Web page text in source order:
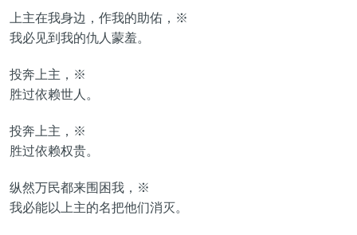
上主在我身边，作我的助佑，※
我必见到我的仇人蒙羞。
投奔上主，※
胜过依赖世人。
投奔上主，※
胜过依赖权贵。
纵然万民都来围困我，※
我必能以上主的名把他们消灭。